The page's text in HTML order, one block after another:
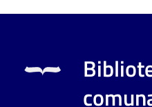
fare
Scopri